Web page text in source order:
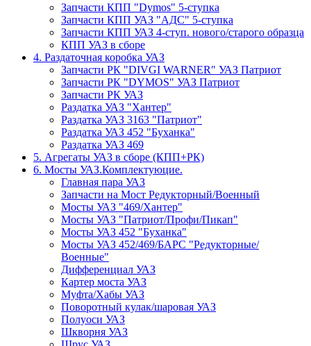
Запчасти КПП "Dymos" 5-ступка
Запчасти КПП УАЗ "АДС" 5-ступка
Запчасти КПП УАЗ 4-ступ. нового/старого образца
КПП УАЗ в сборе
4. Раздаточная коробка УАЗ
Запчасти РК "DIVGI WARNER" УАЗ Патриот
Запчасти РК "DYMOS" УАЗ Патриот
Запчасти РК УАЗ
Раздатка УАЗ "Хантер"
Раздатка УАЗ 3163 "Патриот"
Раздатка УАЗ 452 "Буханка"
Раздатка УАЗ 469
5. Агрегаты УАЗ в сборе (КПП+РК)
6. Мосты УАЗ.Комплектуюцие.
Главная пара УАЗ
Запчасти на Мост Редукторный/Военный
Мосты УАЗ "469/Хантер"
Мосты УАЗ "Патриот/Профи/Пикап"
Мосты УАЗ 452 "Буханка"
Мосты УАЗ 452/469/БАРС "Редукторные/
Военные"
Дифференциал УАЗ
Картер моста УАЗ
Муфта/Хабы УАЗ
Поворотный кулак/шаровая УАЗ
Полуоси УАЗ
Шкворня УАЗ